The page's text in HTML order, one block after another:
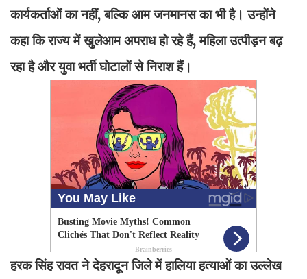
कार्यकर्ताओं का नहीं, बल्कि आम जनमानस का भी है। उन्होंने
कहा कि राज्य में खुलेआम अपराध हो रहे हैं, महिला उत्पीड़न बढ़
रहा है और युवा भर्ती घोटालों से निराश हैं।
हरक सिंह रावत ने देहरादून जिले में हालिया हत्याओं का उल्लेख